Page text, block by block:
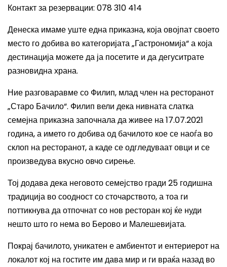
Контакт за резервации: 078 310 414
Денеска имаме уште една приказна, која овојпат своето
место го добива во категоријата „Гастрономија“ а која
дестинација можете да ја посетите и да дегуситрате
разновидна храна.
Ние разговаравме со Филип, млад член на ресторанот
„Старо Бачило“. Филип вели дека нивната слатка
семејна приказна започнала да живее на 17.07.2021
година, а името го добива од бачилото кое се наоѓа во
склоп на ресторанот, а каде се одгледуваат овци и се
произведува вкусно овчо сирење.
Тој додава дека неговото семејство гради 25 годишна
традиција во соодност со сточарството, а тоа ги
поттикнува да отпочнат со нов ресторан кој ќе нуди
нешто што го нема во Берово и Малешевијата.
Покрај бачилото, уникатен е амбиентот и ентериерот на
локалот кој на гостите им дава мир и ги враќа назад во